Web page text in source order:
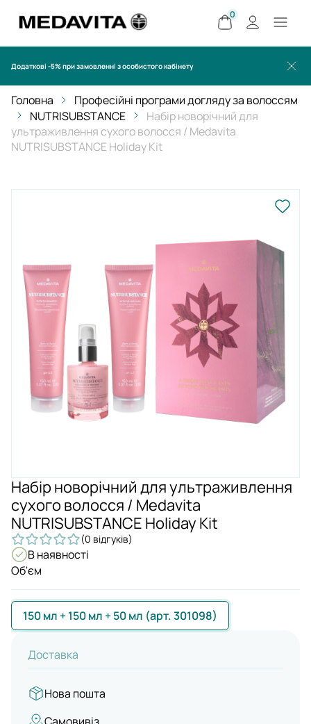
0
Додаткові -5% при замовленні з особистого кабінету
Головна
Професійні програми догляду за волоссям
NUTRISUBSTANCE
Набір новорічний для
ультраживлення cухого волосся / Medavita
NUTRISUBSTANCE Holiday Kit
Набір новорічний для ультраживлення
cухого волосся / Medavita
NUTRISUBSTANCE Holiday Kit
(0 відгуків)
В наявності
Об'єм
150 мл + 150 мл + 50 мл (арт. 301098)
Доставка
Нова пошта